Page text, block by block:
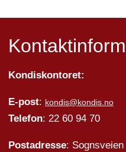
Kondiskontoret:
E-post: kondis@kondis.no
Telefon: 22 60 94 70
Postadresse: